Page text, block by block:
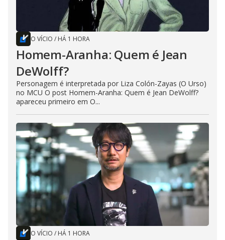
O VÍCIO / HÁ 1 HORA
Homem-Aranha: Quem é Jean
DeWolff?
Personagem é interpretada por Liza Colón-Zayas (O Urso)
no MCU O post Homem-Aranha: Quem é Jean DeWolff?
apareceu primeiro em O...
O VÍCIO / HÁ 1 HORA